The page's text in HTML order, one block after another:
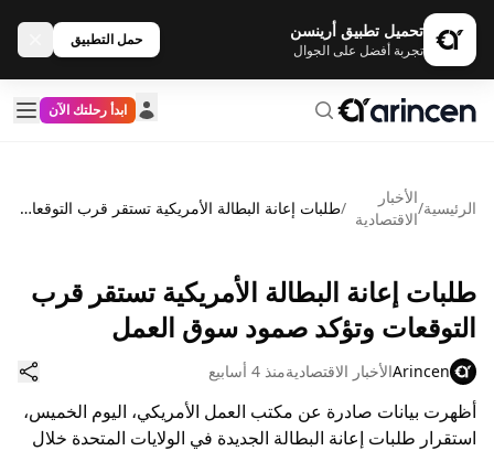
تحميل تطبيق أرينسن
تجربة أفضل على الجوال
حمل التطبيق
ابدأ رحلتك الآن
الرئيسية/
الأخبار
الاقتصادية
/ طلبات إعانة البطالة الأمريكية تستقر قرب التوقعات وتؤكد صمود سوق العمل
طلبات إعانة البطالة الأمريكية تستقر قرب
التوقعات وتؤكد صمود سوق العمل
Arincenالأخبار الاقتصاديةمنذ 4 أسابيع
أظهرت بيانات صادرة عن مكتب العمل الأمريكي، اليوم الخميس،
استقرار طلبات إعانة البطالة الجديدة في الولايات المتحدة خلال